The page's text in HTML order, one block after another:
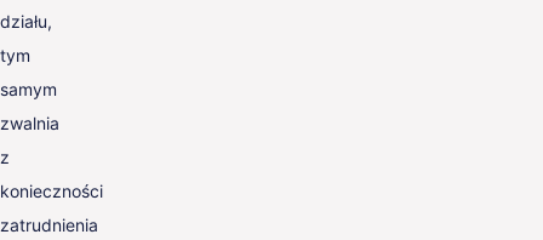
działu,
tym
samym
zwalnia
z
konieczności
zatrudnienia